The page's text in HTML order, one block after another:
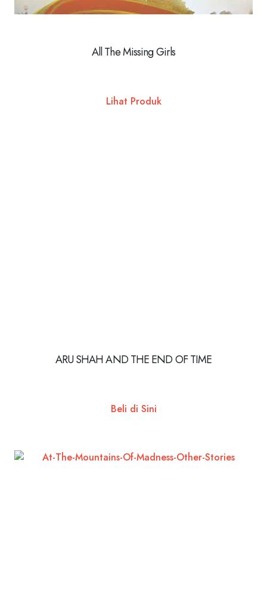
All The Missing Girls
Lihat Produk
ARU SHAH AND THE END OF TIME
Beli di Sini